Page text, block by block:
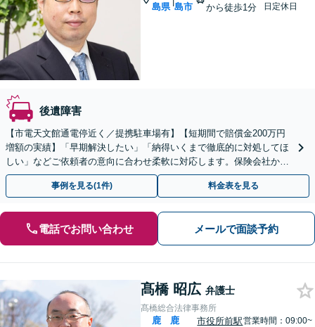
島県 島市
から徒歩1分
日定休日
後遺障害
【市電天文館通電停近く／提携駐車場有】【短期間で賠償金200万円
増額の実績】「早期解決したい」「納得いくまで徹底的に対処してほ
しい」などご依頼者の意向に合わせ柔軟に対応します。保険会社から
不当な賠償金の提示に正しい知識で対処します
事例を見る(1件) 料金表を見る
電話でお問い合わせ メールで面談予約
髙橋 昭広 弁護士
髙橋総合法律事務所
鹿
鹿
市役所前駅営業時間：09:00~